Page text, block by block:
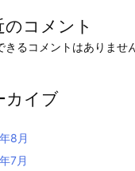
のコメント
きるコメントはありません
カイブ
8月
7月